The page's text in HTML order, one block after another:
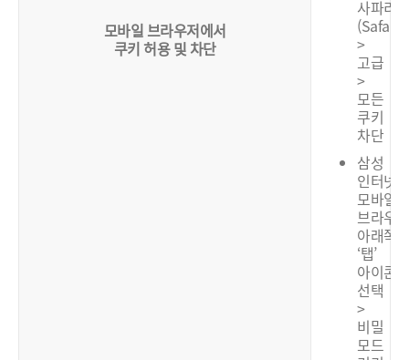
모바일 브라우저에서
쿠키 허용 및 차단
사파리
(Safari)
>
고급
>
모든
쿠키
차단
삼성
인터넷:
모바일
브라우저
아래쪽
‘탭’
아이콘
선택
>
비밀
모드